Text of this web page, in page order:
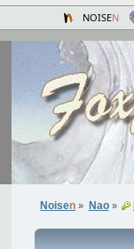
NOISEN
Noisen » Nao»